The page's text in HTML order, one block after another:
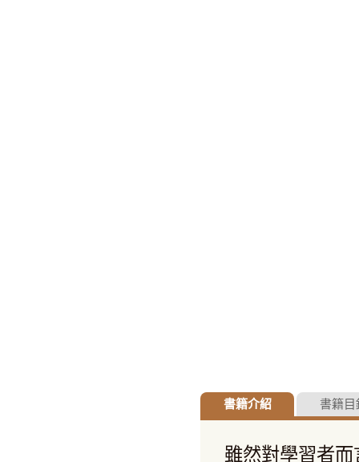
書籍介紹 書籍目
雖然對學習者